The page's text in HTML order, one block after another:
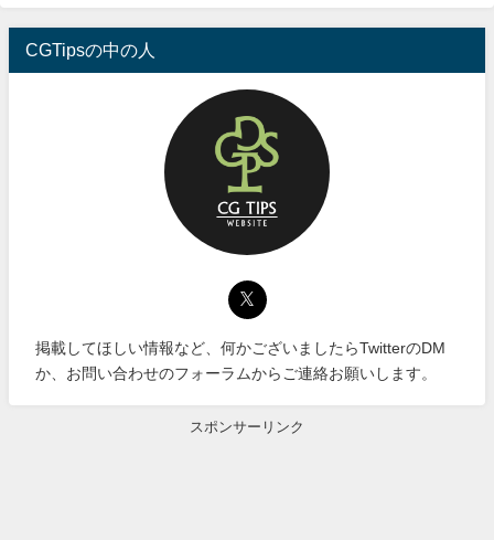
CGTipsの中の人
掲載してほしい情報など、何かございましたらTwitterのDM
か、お問い合わせのフォーラムからご連絡お願いします。
スポンサーリンク